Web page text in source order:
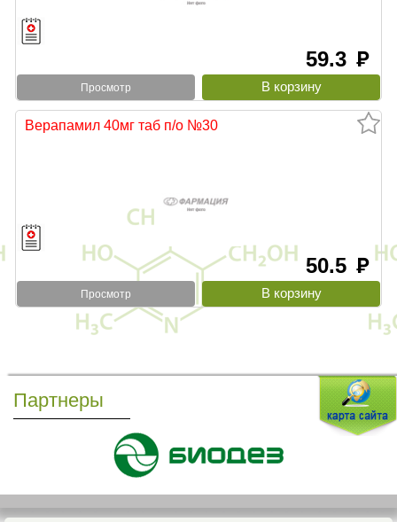
59.3 руб
Просмотр
Верапамил 40мг таб п/о №30
50.5 руб
Просмотр
Партнеры